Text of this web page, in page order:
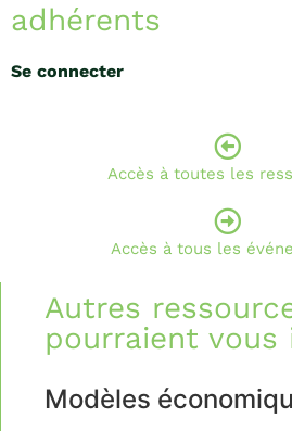
adhérents
Se connecter
Accès à toutes les
Accès à tous les
Autres
pourraient vous
Modèles